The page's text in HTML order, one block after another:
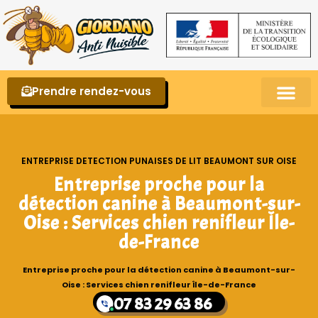
Prendre rendez-vous
ENTREPRISE DETECTION PUNAISES DE LIT BEAUMONT SUR OISE
Entreprise proche pour la
détection canine à Beaumont-sur-
Oise : Services chien renifleur Île-
de-France
Entreprise proche pour la détection canine à Beaumont-sur-
Oise : Services chien renifleur Île-de-France
07 83 29 63 86